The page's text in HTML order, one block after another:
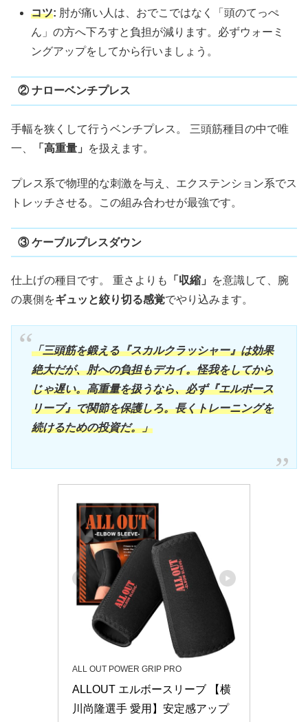
コツ: 肘が痛い人は、おでこではなく「頭のてっぺ
ん」の方へ下ろすと負担が減ります。必ずウォーミ
ングアップをしてから行いましょう。
② ナローベンチプレス
手幅を狭くして行うベンチプレス。 三頭筋種目の中で唯
一、
「高重量」 を扱えます。
プレス系で物理的な刺激を与え、エクステンション系でス
トレッチさせる。この組み合わせが最強です。
③ ケーブルプレスダウン
仕上げの種目です。 重さよりも 「収縮」
を意識して、腕
の裏側をギュッと絞り切る感覚でやり込みます。
「三頭筋を鍛える『スカルクラッシャー』は効果
絶大だが、肘への負担もデカイ。怪我をしてから
じゃ遅い。高重量を扱うなら、必ず『エルボース
リーブ』で関節を保護しろ。長くトレーニングを
続けるための投資だ。」
ALL OUT POWER GRIP PRO
ALLOUT エルボースリーブ 【横
川尚隆選手 愛用】安定感アップ